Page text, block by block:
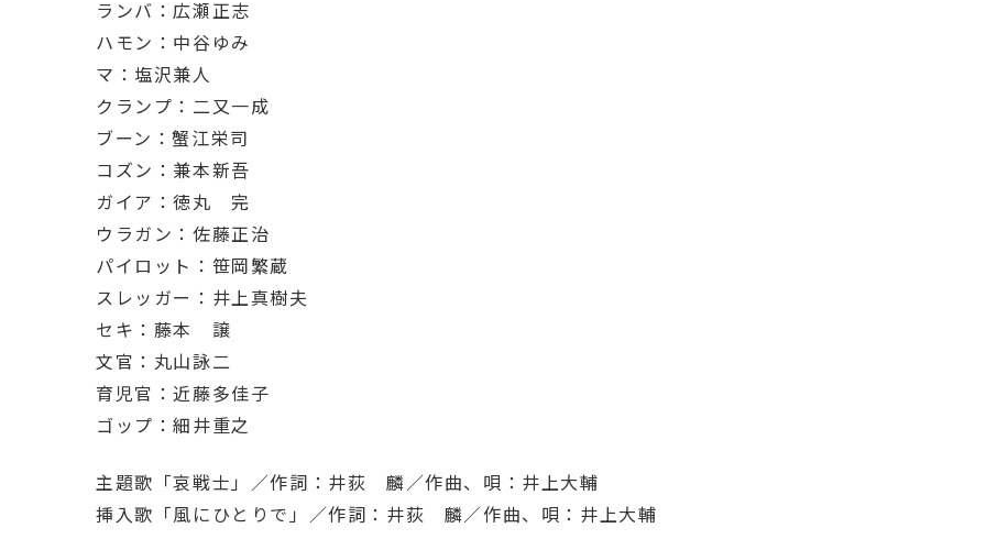
ランバ：広瀬正志
ハモン：中谷ゆみ
マ：塩沢兼人
クランプ：二又一成
ブーン：蟹江栄司
コズン：兼本新吾
ガイア：徳丸 完
ウラガン：佐藤正治
パイロット：笹岡繁蔵
スレッガー：井上真樹夫
セキ：藤本 譲
文官：丸山詠二
育児官：近藤多佳子
ゴップ：細井重之
主題歌「哀戦士」／作詞：井荻 麟／作曲、唄：井上大輔
挿入歌「風にひとりで」／作詞：井荻 麟／作曲、唄：井上大輔